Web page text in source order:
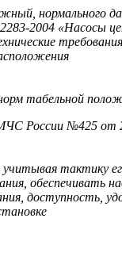
нормального
2004 «Насосы
табельной
России №425 от
учитывая тактику
обеспечивать
доступность,